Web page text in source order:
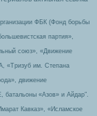
ФБК (Фонд борьбы
партия»,
союз», «Движение
«Тризуб им. Степана
движение
батальоны «Азов» и Айдар″.
Кавказ», «Исламское